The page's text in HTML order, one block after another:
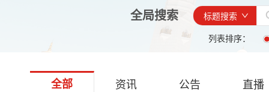
全局搜索
标题搜索
列表排序：
全部 资讯 公告 直播